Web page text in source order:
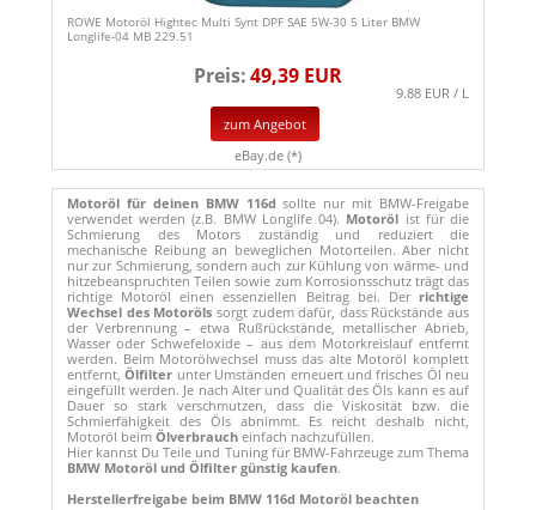
ROWE Motoröl Hightec Multi Synt DPF SAE 5W-30 5 Liter BMW
Longlife-04 MB 229.51
Preis:49,39 EUR
9.88 EUR / L
zum Angebot
eBay.de (*)
Motoröl für deinen BMW 116d sollte nur mit BMW-Freigabe
verwendet werden (z.B. BMW Longlife 04). Motoröl ist für die
Schmierung des Motors zuständig und reduziert die
mechanische Reibung an beweglichen Motorteilen. Aber nicht
nur zur Schmierung, sondern auch zur Kühlung von wärme- und
hitzebeanspruchten Teilen sowie zum Korrosionsschutz trägt das
richtige Motoröl einen essenziellen Beitrag bei. Der richtige
Wechsel des Motoröls sorgt zudem dafür, dass Rückstände aus
der Verbrennung – etwa Rußrückstände, metallischer Abrieb,
Wasser oder Schwefeloxide – aus dem Motorkreislauf entfernt
werden. Beim Motorölwechsel muss das alte Motoröl komplett
entfernt,Ölfilter unter Umständen erneuert und frisches Öl neu
eingefüllt werden. Je nach Alter und Qualität des Öls kann es auf
Dauer so stark verschmutzen, dass die Viskosität bzw. die
Schmierfähigkeit des Öls abnimmt. Es reicht deshalb nicht,
Motoröl beim Ölverbrauch einfach nachzufüllen.
Hier kannst Du Teile und Tuning für BMW-Fahrzeuge zum Thema
BMW Motoröl und Ölfilter günstig kaufen.
Herstellerfreigabe beim BMW 116d Motoröl beachten